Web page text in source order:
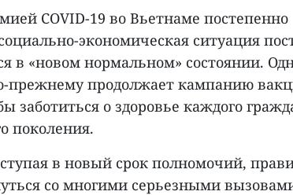
COVID-19 во Вьетнаме постепенно
экономическая ситуация
в «новом нормальном» состоянии.
прежнему продолжает кампанию
заботиться о здоровье каждого
поколения.
в новый срок полномочий,
со многими серьезными